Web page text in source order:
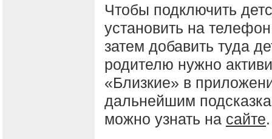
Чтобы подключить
установить на
затем добавить туда
родителю нужно
«Близкие» в
дальнейшим
можно узнать на сайте.